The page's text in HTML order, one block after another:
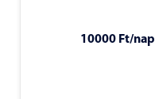
10000 Ft/nap